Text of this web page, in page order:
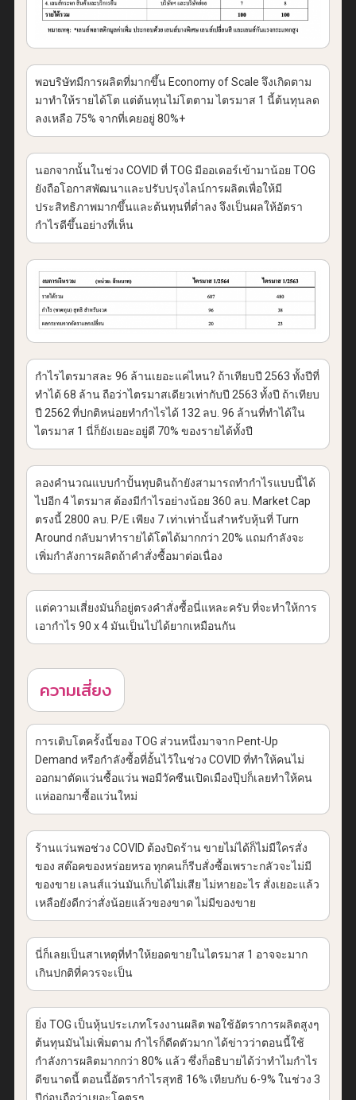
พอบริษัทมีการผลิตที่มากขึ้น Economy of Scale จึงเกิดตาม
มาทำให้รายได้โต แต่ต้นทุนไม่โตตาม ไตรมาส 1 นี้ต้นทุนลด
ลงเหลือ 75% จากที่เคยอยู่ 80%+
นอกจากนั้นในช่วง COVID ที่ TOG มีออเดอร์เข้ามาน้อย TOG
ยังถือโอกาสพัฒนาและปรับปรุงไลน์การผลิตเพื่อให้มี
ประสิทธิภาพมากขึ้นและต้นทุนที่ต่ำลง จึงเป็นผลให้อัตรา
กำไรดีขึ้นอย่างที่เห็น
กำไรไตรมาสละ 96 ล้านเยอะแค่ไหน? ถ้าเทียบปี 2563 ทั้งปีที่
ทำได้ 68 ล้าน ถือว่าไตรมาสเดียวเท่ากับปี 2563 ทั้งปี ถ้าเทียบ
ปี 2562 ที่ปกติหน่อยทำกำไรได้ 132 ลบ. 96 ล้านที่ทำได้ใน
ไตรมาส 1 นี่ก็ยังเยอะอยู่ดี 70% ของรายได้ทั้งปี
ลองคำนวณแบบกำปั้นทุบดินถ้ายังสามารถทำกำไรแบบนี้ได้
ไปอีก 4 ไตรมาส ต้องมีกำไรอย่างน้อย 360 ลบ. Market Cap
ตรงนี้ 2800 ลบ. P/E เพียง 7 เท่าเท่านั้นสำหรับหุ้นที่ Turn
Around กลับมาทำรายได้โตได้มากกว่า 20% แถมกำลังจะ
เพิ่มกำลังการผลิตถ้าคำสั่งซื้อมาต่อเนื่อง
แต่ความเสี่ยงมันก็อยู่ตรงคำสั่งซื้อนี่แหละครับ ที่จะทำให้การ
เอากำไร 90 x 4 มันเป็นไปได้ยากเหมือนกัน
ความเสี่ยง
การเติบโตครั้งนี้ของ TOG ส่วนหนึ่งมาจาก Pent-Up
Demand หรือกำลังซื้อที่อั้นไว้ในช่วง COVID ที่ทำให้คนไม่
ออกมาตัดแว่นซื้อแว่น พอมีวัคซีนเปิดเมืองปุ๊ปก็เลยทำให้คน
แห่ออกมาซื้อแว่นใหม่
ร้านแว่นพอช่วง COVID ต้องปิดร้าน ขายไม่ได้ก็ไม่มีใครสั่ง
ของ สต๊อคของหร่อยหรอ ทุกคนก็รีบสั่งซื้อเพราะกลัวจะไม่มี
ของขาย เลนส์แว่นมันเก็บได้ไม่เสีย ไม่หายอะไร สั่งเยอะแล้ว
เหลือยังดีกว่าสั่งน้อยแล้วของขาด ไม่มีของขาย
นี่ก็เลยเป็นสาเหตุที่ทำให้ยอดขายในไตรมาส 1 อาจจะมาก
เกินปกติที่ควรจะเป็น
ยิ่ง TOG เป็นหุ้นประเภทโรงงานผลิต พอใช้อัตราการผลิตสูงๆ
ต้นทุนมันไม่เพิ่มตาม กำไรก็ดีดตัวมาก ได้ข่าวว่าตอนนี้ใช้
กำลังการผลิตมากกว่า 80% แล้ว ซึ่งก็อธิบายได้ว่าทำไมกำไร
ดีขนาดนี้ ตอนนี้อัตรากำไรสุทธิ 16% เทียบกับ 6-9% ในช่วง 3